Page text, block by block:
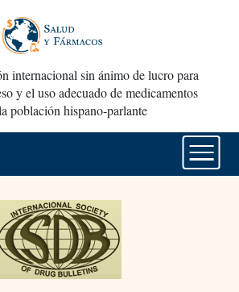
internacional sin ánimo de lucro para
y el uso adecuado de medicamentos
población hispano-parlante